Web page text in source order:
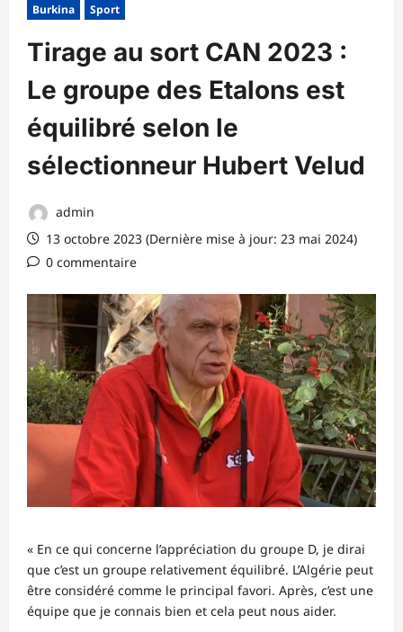
Burkina Sport
Tirage au sort CAN 2023 :
Le groupe des Etalons est
équilibré selon le
sélectionneur Hubert Velud
admin
13 octobre 2023 (Dernière mise à jour: 23 mai 2024)
0 commentaire
« En ce qui concerne l’appréciation du groupe D, je dirai
que c’est un groupe relativement équilibré. L’Algérie peut
être considéré comme le principal favori. Après, c’est une
équipe que je connais bien et cela peut nous aider.